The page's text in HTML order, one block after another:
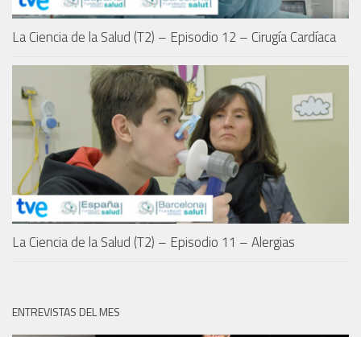
La Ciencia de la Salud (T2) – Episodio 12 – Cirugía Cardíaca
La Ciencia de la Salud (T2) – Episodio 11 – Alergias
ENTREVISTAS DEL MES